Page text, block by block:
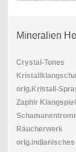
Mineralien
Crystal-Tones
orig.Kristall-
Zaphir
Räucherwerk